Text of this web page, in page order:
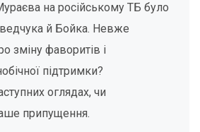
на російському ТБ було
й Бойка. Невже
зміну фаворитів і
підтримки?
оглядах, чи
припущення.